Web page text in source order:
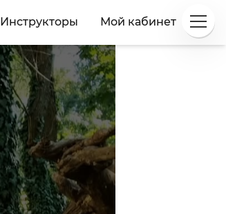
Инструкторы Мой кабинет